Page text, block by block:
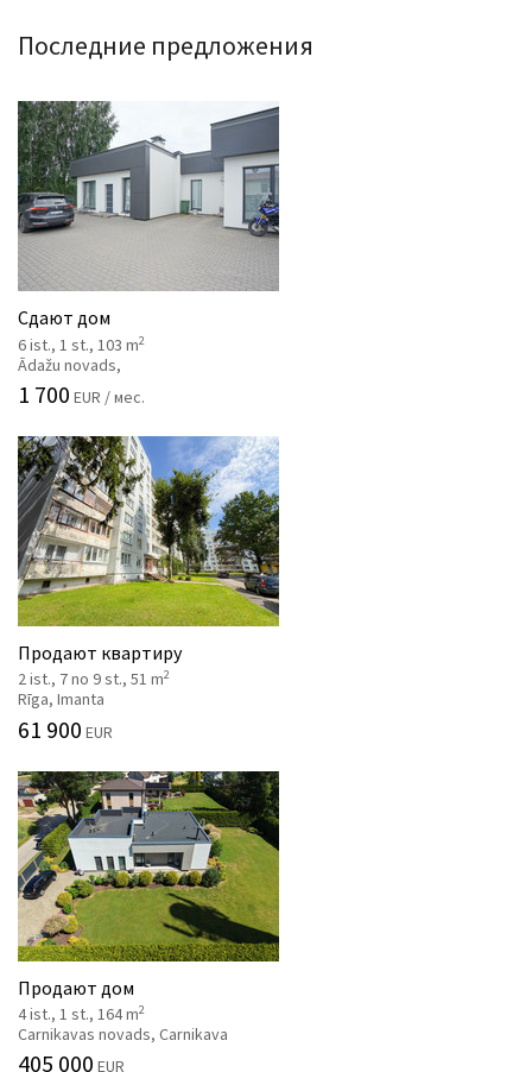
Последние предложения
Сдают дом
6 ist., 1 st., 103 m2
Ādažu novads,
1 700 EUR / мес.
Продают квартиру
2 ist., 7 no 9 st., 51 m2
Rīga, Imanta
61 900 EUR
Продают дом
4 ist., 1 st., 164 m2
Carnikavas novads, Carnikava
405 000 EUR